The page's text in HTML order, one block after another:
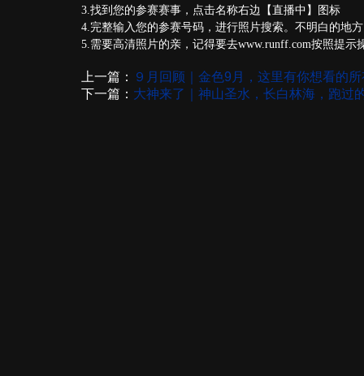
3.找到您的参赛赛事，点击名称右边【直播中】图标
4.完整输入您的参赛号码，进行照片搜索。不明白的地
5.需要高清照片的亲，记得要去www.runff.com按照提示
上一篇：
９月回顾｜金色9月，这里有你想看的
下一篇： 大神来了｜神山圣水，长白林海，跑过